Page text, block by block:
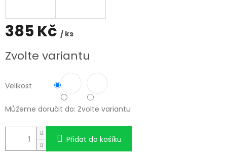
385 Kč / ks
cena:
Zvolte variantu
Velikost
Můžeme doručit do: Zvolte variantu
Přidat do košíku